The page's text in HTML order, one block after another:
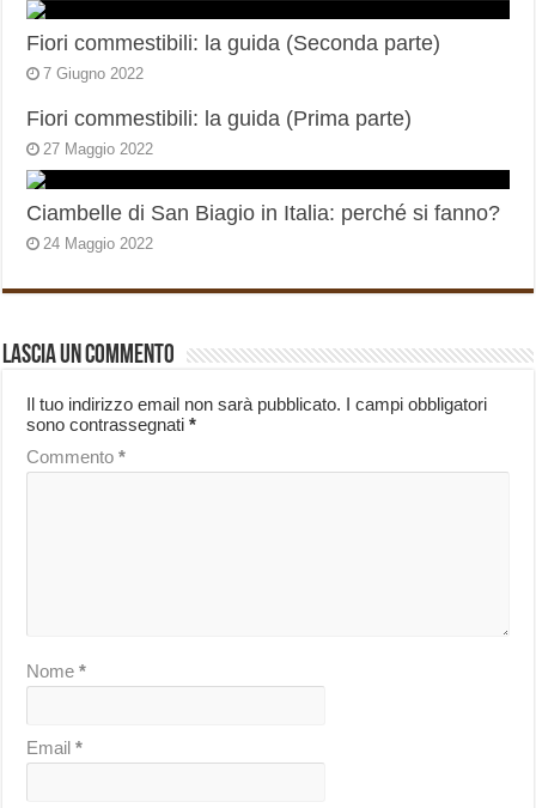
Fiori commestibili: la guida (Seconda parte)
7 Giugno 2022
Fiori commestibili: la guida (Prima parte)
27 Maggio 2022
Ciambelle di San Biagio in Italia: perché si fanno?
24 Maggio 2022
Lascia un commento
Il tuo indirizzo email non sarà pubblicato. I campi obbligatori
sono contrassegnati*
Commento*
Nome*
Email*